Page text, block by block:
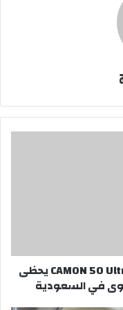
بعد إطلاقه في المملكة … CAMON 50 Ultra 5.5G يحظى
في السعودية